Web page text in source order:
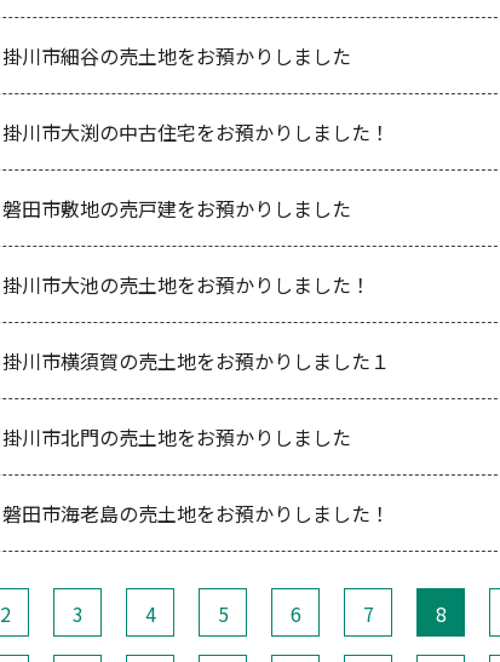
掛川市細谷の売土地をお預かりしました
掛川市大渕の中古住宅をお預かりしました！
磐田市敷地の売戸建をお預かりしました
掛川市大池の売土地をお預かりしました！
掛川市横須賀の売土地をお預かりしました１
掛川市北門の売土地をお預かりしました
磐田市海老島の売土地をお預かりしました！
2 3 4 5 6 7 8